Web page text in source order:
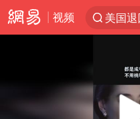
视频
美国
探寻“
38岁